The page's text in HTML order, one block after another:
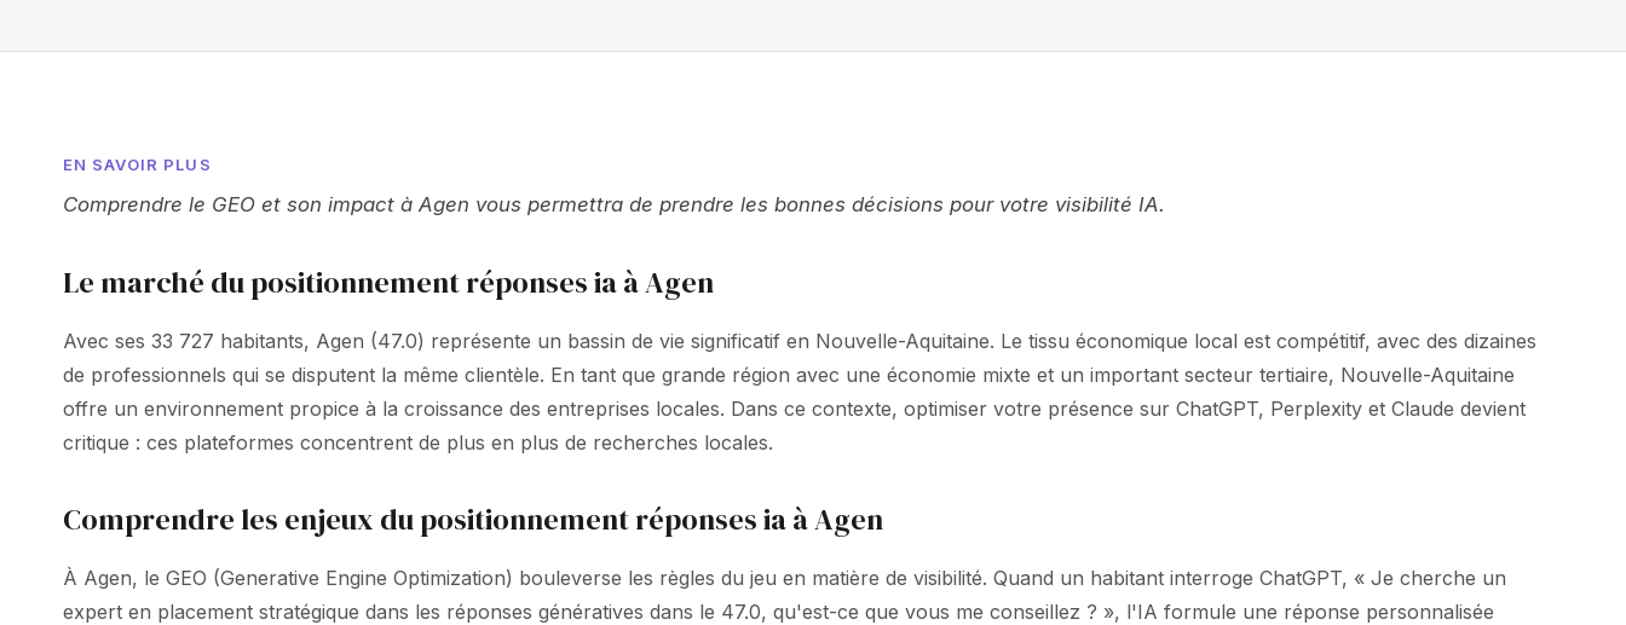
EN SAVOIR PLUS
Comprendre le GEO et son impact à Agen vous permettra de prendre les bonnes décisions pour votre visibilité IA.
Le marché du positionnement réponses ia à Agen
Avec ses 33 727 habitants, Agen (47.0) représente un bassin de vie significatif en Nouvelle-Aquitaine. Le tissu économique local est compétitif, avec des dizaines
de professionnels qui se disputent la même clientèle. En tant que grande région avec une économie mixte et un important secteur tertiaire, Nouvelle-Aquitaine
offre un environnement propice à la croissance des entreprises locales. Dans ce contexte, optimiser votre présence sur ChatGPT, Perplexity et Claude devient
critique : ces plateformes concentrent de plus en plus de recherches locales.
Comprendre les enjeux du positionnement réponses ia à Agen
À Agen, le GEO (Generative Engine Optimization) bouleverse les règles du jeu en matière de visibilité. Quand un habitant interroge ChatGPT, « Je cherche un
expert en placement stratégique dans les réponses génératives dans le 47.0, qu'est-ce que vous me conseillez ? », l'IA formule une réponse personnalisée